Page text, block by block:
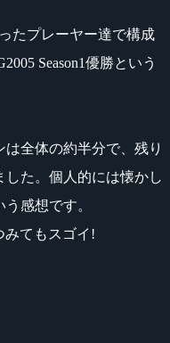
たプレーヤー達で構成
Season1優勝という
全体の約半分で、残り
た。個人的には懐かし
感想です。
みてもスゴイ!